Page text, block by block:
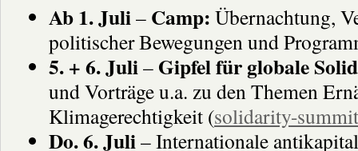
Ab 1. Juli– Camp: Übernachtung,
politischer Bewegungen und
5. + 6. Juli– Gipfel für globale
und Vorträge u.a. zu den Themen
Klimagerechtigkeit (solidarity-
Do. 6. Juli– Internationale